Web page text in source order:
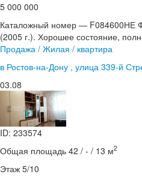
5 000 000
Каталожный номер — F084600НЕ
(2005 г.). Хорошее состояние,
Продажа / Жилая / квартира
в Ростов-на-Дону , улица 339-й
03.08
ID: 233574
Общая площадь 42 / - / 13 м2
Этаж 5/10